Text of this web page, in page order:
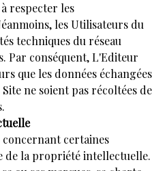
respecter les
les Utilisateurs du
techniques du réseau
Par conséquent, L'Editeur
que les données échangées
ne soient pas récoltées de
certaines
de la propriété intellectuelle.